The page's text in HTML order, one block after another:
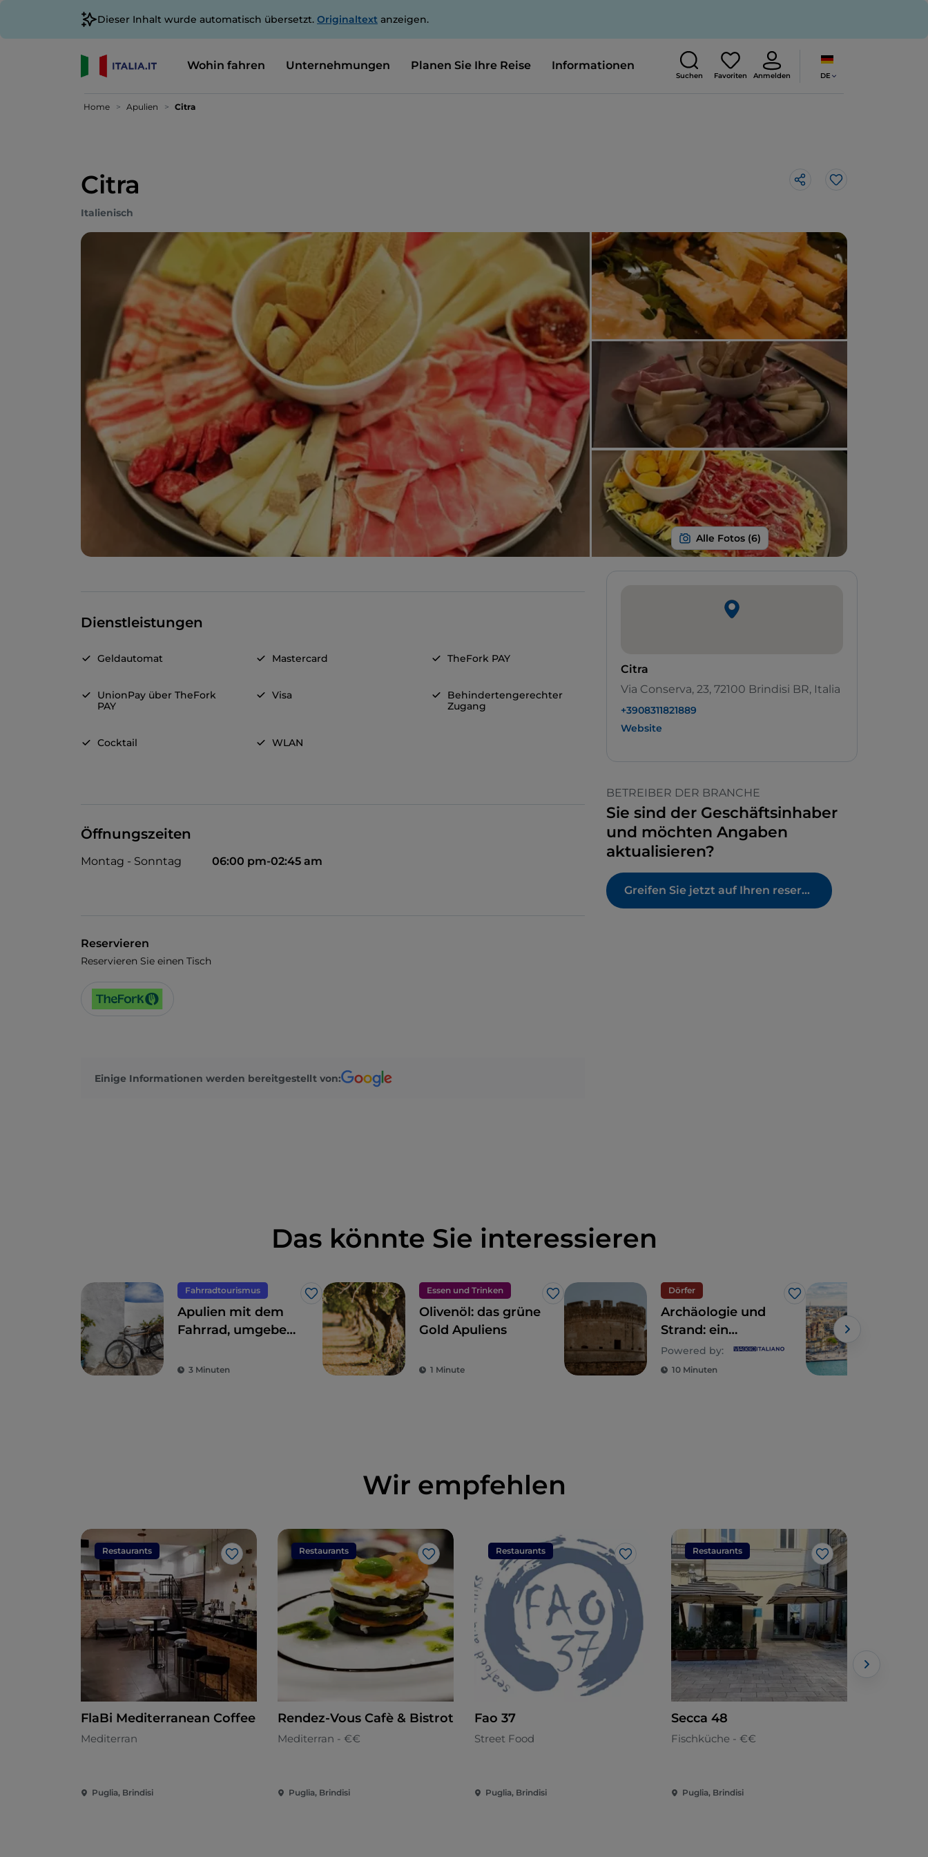
Dieser Inhalt wurde automatisch übersetzt. Originaltext anzeigen.
Wohin fahren Unternehmungen Planen Sie Ihre Reise Informationen
Suchen Favoriten Anmelden DE
Home Apulien Citra
Citra Like
Italienisch
Dienstleistungen
Geldautomat Mastercard TheFork PAY
UnionPay über TheFork
PAY
Visa
Behindertengerechter
Zugang
Cocktail WLAN
Öffnungszeiten
Montag - Sonntag 06:00 pm-02:45 am
Reservieren
Reservieren Sie einen Tisch
Einige Informationen werden bereitgestellt von:
Citra
Via Conserva, 23, 72100 Brindisi BR, Italia
+3908311821889
Website
BETREIBER DER BRANCHE
Sie sind der Geschäftsinhaber
und möchten Angaben
aktualisieren?
Greifen Sie jetzt auf Ihren reservierten Bereich zu
Das könnte Sie interessieren
Fahrradtourismus
Like
Apulien mit dem
Fahrrad, umgeben
Olivenbäumen und
3 Minuten
Essen und Trinken
Like
Olivenöl: das grüne
Gold Apuliens
1 Minute
Dörfer
Like
Archäologie und
Strand: ein
Tagesausflug im
östlichen Apulien
Powered by:
10 Minuten
Wir empfehlen
Restaurants
Like
FlaBi Mediterranean Coffee
Mediterran
Puglia, Brindisi
Restaurants
Like
Rendez-Vous Cafè & Bistrot
Mediterran - €€
Puglia, Brindisi
Restaurants
Like
Fao 37
Street Food
Puglia, Brindisi
Restaurants
Like
Secca 48
Fischküche - €€
Puglia, Brindisi